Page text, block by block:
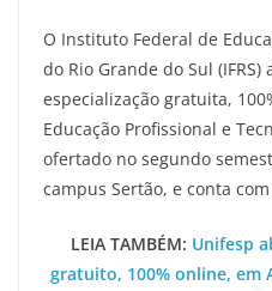
O Instituto Federal de
do Rio Grande do Sul
especialização gratuita,
Educação Profissional e
ofertado no segundo
campus Sertão, e conta com
LEIA TAMBÉM: Unifesp
gratuito, 100% online, em